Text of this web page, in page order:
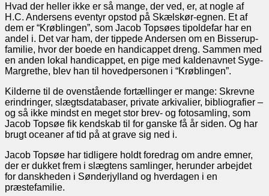
Hvad der heller ikke er så mange, der ved, er, at nogle af
H.C. Andersens eventyr opstod på Skælskør-egnen. Et af
dem er “Krøblingen”, som Jacob Topsøes tipoldefar har en
andel i. Det var ham, der tippede Andersen om en Bisserup-
familie, hvor der boede en handicappet dreng. Sammen med
en anden lokal handicappet, en pige med kaldenavnet Syge-
Margrethe, blev han til hovedpersonen i “Krøblingen”.
Kilderne til de ovenstående fortællinger er mange: Skrevne
erindringer, slægtsdatabaser, private arkivalier, bibliografier –
og så ikke mindst en meget stor brev- og fotosamling, som
Jacob Topsøe fik kendskab til for ganske få år siden. Og har
brugt oceaner af tid på at grave sig ned i.
Jacob Topsøe har tidligere holdt foredrag om andre emner,
der er dukket frem i slægtens samlinger, herunder arbejdet
for danskheden i Sønderjylland og hverdagen i en
præstefamilie.